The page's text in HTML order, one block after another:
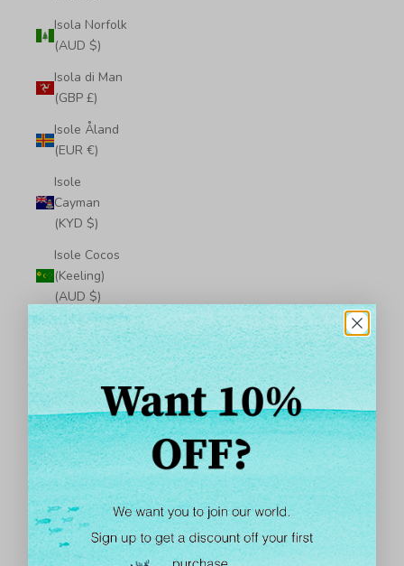
Isola Norfolk
(AUD $)
Isola di Man
(GBP £)
Isole Åland
(EUR €)
Isole
Cayman
(KYD $)
Isole Cocos
(Keeling)
(AUD $)
Isole Cook
(NZD $)
Isole Fær
Øer (DKK kr.)
Isole
Falkland
(FKP £)
Isole Pitcairn
(NZD $)
Isole